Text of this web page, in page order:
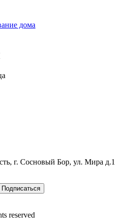
дома
г. Сосновый Бор, ул. Мира д.1
reserved